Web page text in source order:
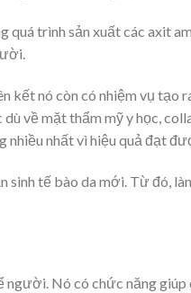
quá trình sản xuất các axit
kết nó còn có nhiệm vụ tạo
về mặt thẩm mỹ y học,
nhiều nhất vì hiệu quả đạt
sinh tế bào da mới. Từ đó,
Nó có chức năng